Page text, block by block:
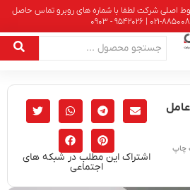
اصلی شرکت لطفا با شماره های روبرو تماس حاصل
قیمت جعبه هدیه و ۳ عامل
چاپ
اشتراک این مطلب در شبکه های
اجتماعی